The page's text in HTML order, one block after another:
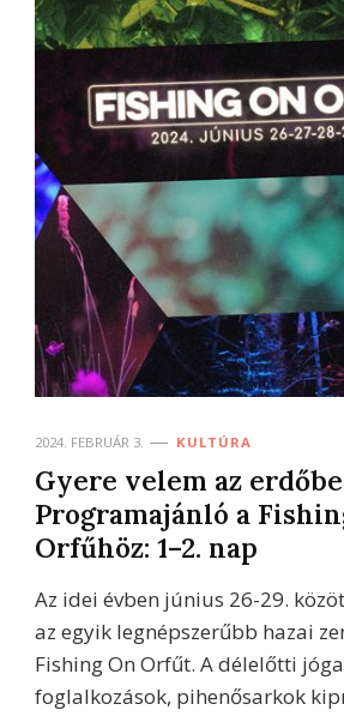
2024. FEBRUÁR 3. KULTÚRA
Gyere velem az
Programajánló a
Orfűhöz: 1–2. nap
Az idei évben június 26-29.
az egyik legnépszerűbb hazai
Fishing On Orfűt. A délelőtti
foglalkozások, pihenősarkok